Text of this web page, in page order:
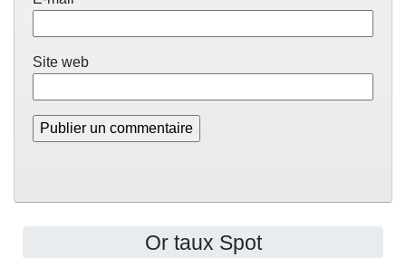
Site web
Or taux Spot